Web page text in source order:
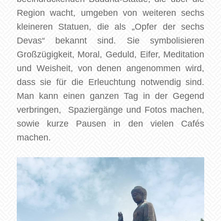
Region wacht, umgeben von weiteren sechs
kleineren Statuen, die als „Opfer der sechs
Devas“ bekannt sind. Sie symbolisieren
Großzügigkeit, Moral, Geduld, Eifer, Meditation
und Weisheit, von denen angenommen wird,
dass sie für die Erleuchtung notwendig sind.
Man kann einen ganzen Tag in der Gegend
verbringen, Spaziergänge und Fotos machen,
sowie kurze Pausen in den vielen Cafés
machen.